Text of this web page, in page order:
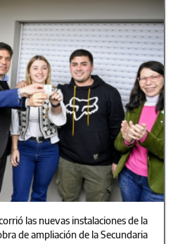
las nuevas instalaciones de la
de ampliación de la Secundaria